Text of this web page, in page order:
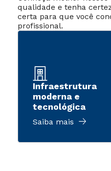
qualidade e tenha
certa para que você
profissional.
Infraestrutura
moderna e
tecnológica
Saiba mais